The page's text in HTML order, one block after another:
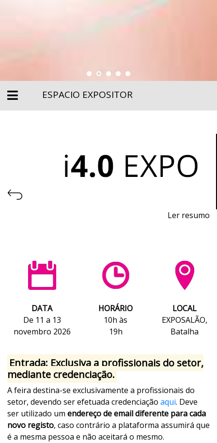
ESPACIO EXPOSITOR
Ler resumo
De miércoles a viernes, de 10h a 19h
DATA
De 11 a 13
novembro 2026
HORÁRIO
10h às
19h
LOCAL
EXPOSALÃO,
Batalha
Entrada: Exclusiva a profissionais do setor,
mediante credenciação.
A feira destina-se exclusivamente a profissionais do
setor, devendo ser efetuada credenciação aqui. Deve
ser utilizado um endereço de email diferente para cada
novo registo, caso contrário a plataforma assumirá que
é a mesma pessoa e não aceitará o mesmo.